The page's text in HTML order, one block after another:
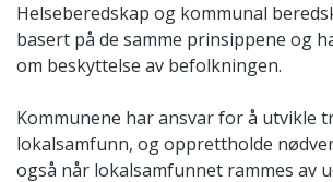
Helseberedskap og kommunal
basert på de samme prinsippene og
om beskyttelse av befolkningen.
Kommunene har ansvar for å utvikle
lokalsamfunn, og opprettholde
også når lokalsamfunnet rammes av